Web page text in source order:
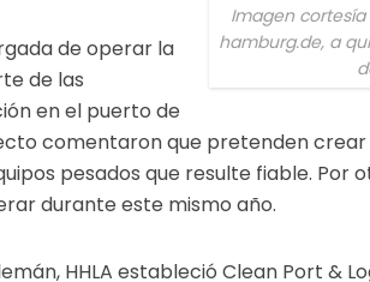
Imagen
hamburg.de, a
de operar la
de las
en el puerto de
comentaron que pretenden
pesados que resulte fiable. Por
durante este mismo año.
HHLA estableció Clean Port &